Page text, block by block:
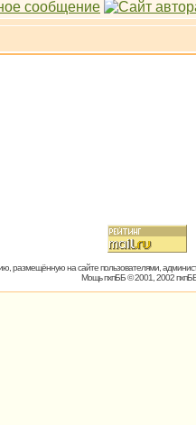
размещённую на сайте пользователями,
Мощь пхпББ © 2001, 2002 пхпББ